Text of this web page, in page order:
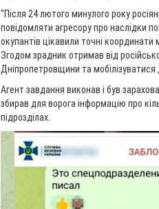
"Після 24 лютого минулого року
повідомляти агресору про наслідки
окупантів цікавили точні координати
Згодом зрадник отримав від
Дніпропетровщини та
Агент завдання виконав і був
збирав для ворога інформацію про
підрозділах.